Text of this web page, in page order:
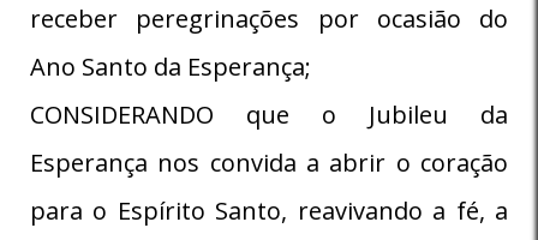
receber peregrinações por ocasião do
Ano Santo da Esperança;
CONSIDERANDO que o Jubileu da
Esperança nos convida a abrir o coração
para o Espírito Santo, reavivando a fé, a